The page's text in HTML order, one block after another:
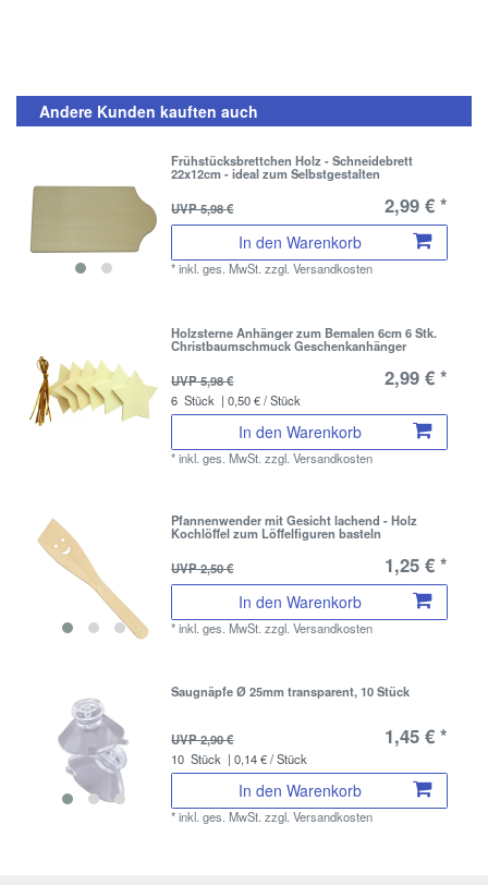
Andere Kunden kauften auch
Frühstücksbrettchen Holz - Schneidebrett
22x12cm - ideal zum Selbstgestalten
UVP 5,98 €
2,99 € *
In den Warenkorb
*inkl. ges. MwSt. zzgl.Versandkosten
Holzsterne Anhänger zum Bemalen 6cm 6 Stk.
Christbaumschmuck Geschenkanhänger
UVP 5,98 €
2,99 € *
6 Stück | 0,50 € / Stück
In den Warenkorb
*inkl. ges. MwSt. zzgl.Versandkosten
Pfannenwender mit Gesicht lachend - Holz
Kochlöffel zum Löffelfiguren basteln
UVP 2,50 €
1,25 € *
In den Warenkorb
*inkl. ges. MwSt. zzgl.Versandkosten
Saugnäpfe Ø 25mm transparent, 10 Stück
UVP 2,90 € 1,45 € *
10 Stück | 0,14 € / Stück
In den Warenkorb
*inkl. ges. MwSt. zzgl.Versandkosten